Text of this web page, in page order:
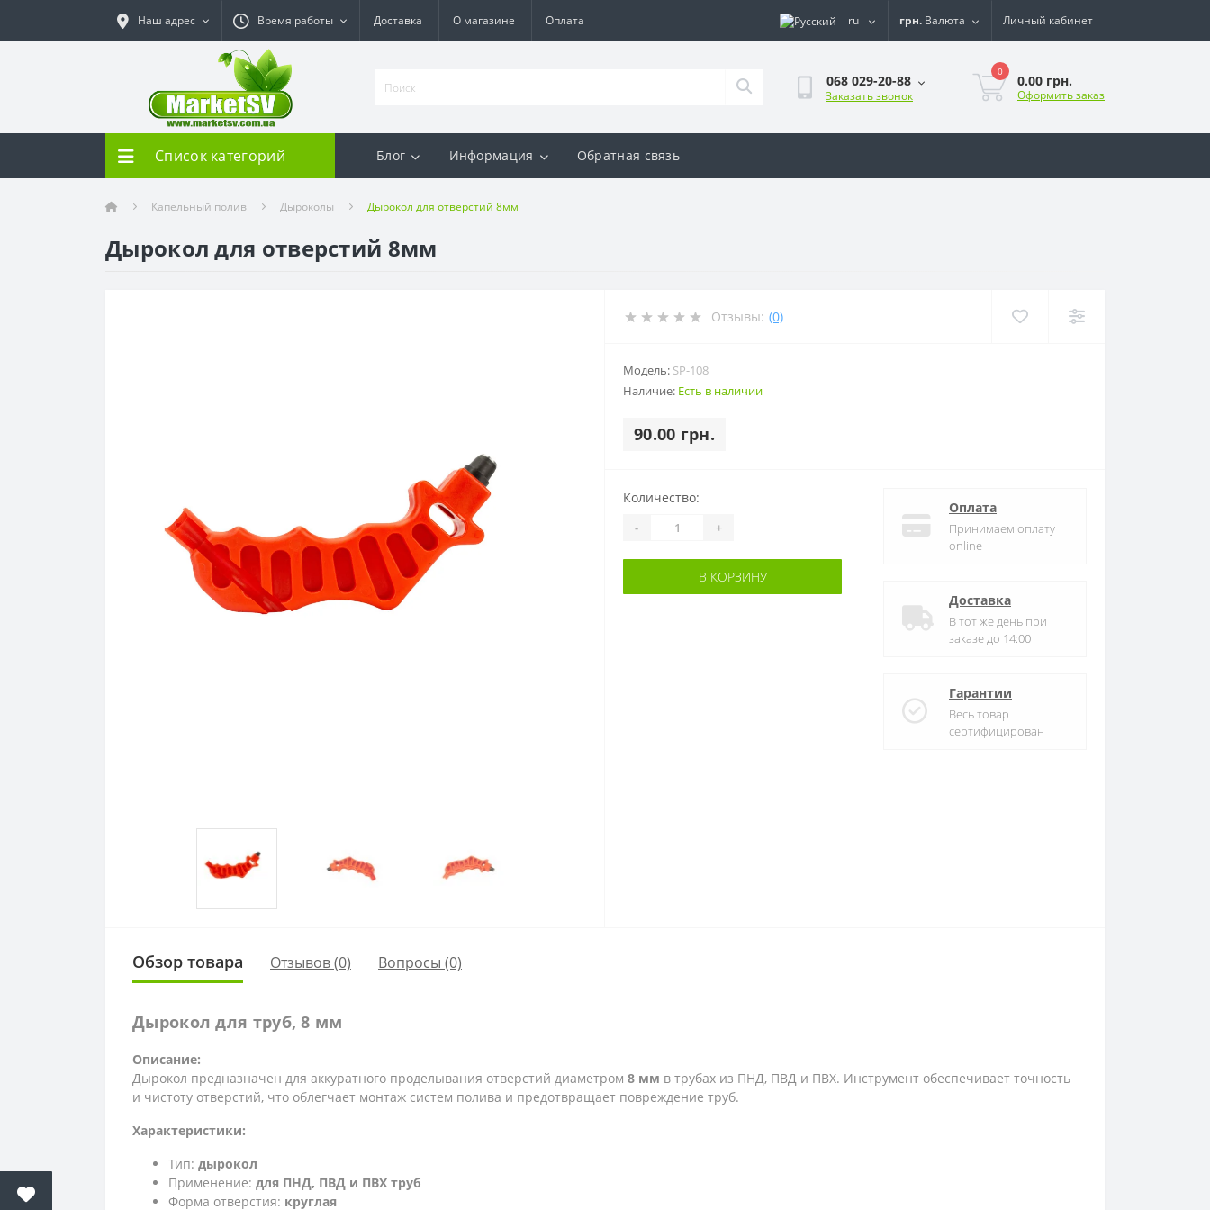
Наш адрес Время работы Доставка О магазине Оплата ru грн. Валюта Личный кабинет
068 029-20-88
Заказать звонок
0
0.00 грн.
Оформить заказ
Список категорий Блог Информация Обратная связь
Капельный полив Дыроколы Дырокол для отверстий 8мм
Дырокол для отверстий 8мм
Отзывы: (0)
Модель: SP-108
Наличие: Есть в наличии
90.00 грн.
Количество:
- +
В КОРЗИНУ
Оплата
Принимаем оплату
online
Доставка
В тот же день при
заказе до 14:00
Гарантии
Весь товар
сертифицирован
Обзор товара Отзывов (0) Вопросы (0)
Дырокол для труб, 8 мм
Описание:
Дырокол предназначен для аккуратного проделывания отверстий диаметром 8 мм в трубах из ПНД, ПВД и ПВХ. Инструмент обеспечивает точность
и чистоту отверстий, что облегчает монтаж систем полива и предотвращает повреждение труб.
Характеристики:
Тип: дырокол
Применение: для ПНД, ПВД и ПВХ труб
Форма отверстия: круглая